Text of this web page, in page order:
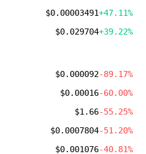
$0.00003491+47.11%
$0.029704+39.22%
$0.000092-89.17%
$0.00016-60.00%
$1.66-55.25%
$0.0007804-51.20%
$0.001076-40.81%